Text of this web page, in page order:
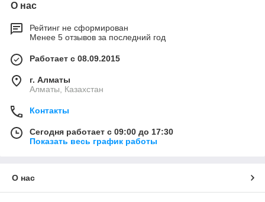
О нас
Рейтинг не сформирован
Менее 5 отзывов за последний год
Работает с 08.09.2015
г. Алматы
Алматы, Казахстан
Контакты
Сегодня работает с 09:00 до 17:30
Показать весь график работы
О нас